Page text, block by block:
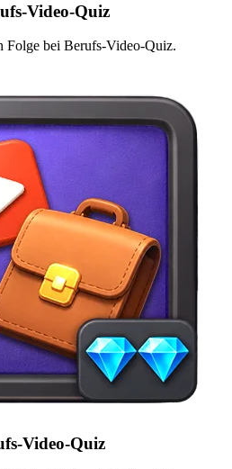
Video-Quiz
Folge bei Berufs-Video-Quiz.
Video-Quiz